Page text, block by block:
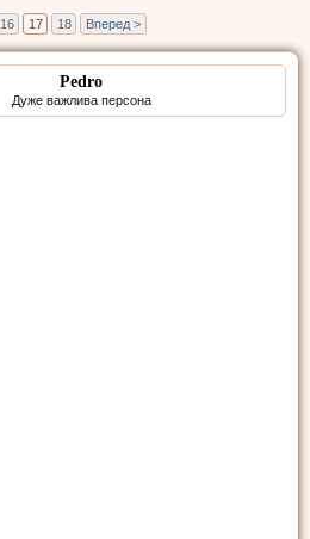
16 17 18 Вперед >
Pedro
Дуже важлива персона